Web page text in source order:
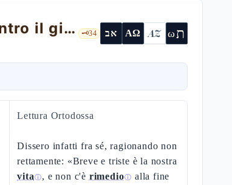
Il ragionamento degli empi e il complotto contro il giusto — Sap 2,1-24 🗝️34 אב ΑΩ AZ ωת
Lettura Ortodossa
Dissero infatti fra sé, ragionando non
rettamente: «Breve e triste è la nostra
vita ⓘ, e non c'è rimedioⓘ alla fine